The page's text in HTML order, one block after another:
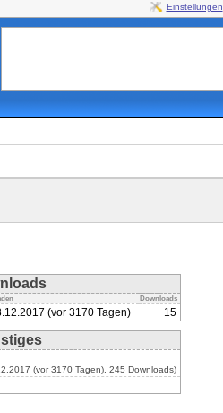
Einstellungen
Downloads
(vor 3170 Tagen) 15
(vor 3170 Tagen), 245 Downloads)